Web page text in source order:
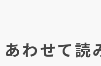
あわせて読